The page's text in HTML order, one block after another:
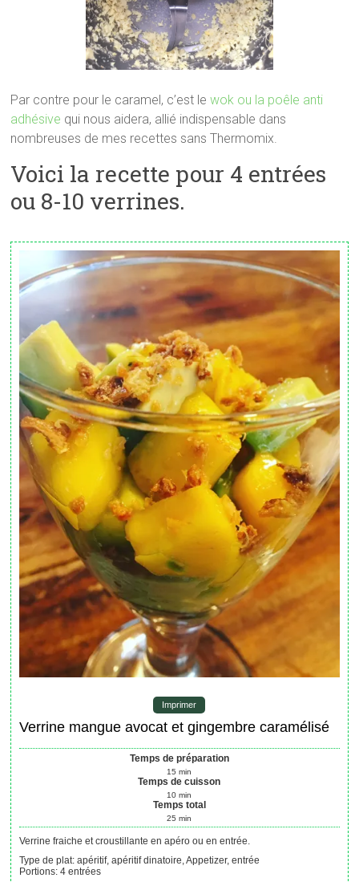
Par contre pour le caramel, c’est lewok ou la poêle anti
adhésive qui nous aidera, allié indispensable dans
nombreuses de mes recettes sans Thermomix.
Voici la recette pour 4 entrées
ou 8-10 verrines.
Imprimer
Verrine mangue avocat et gingembre caramélisé
Temps de préparation
15 min
Temps de cuisson
10 min
Temps total
25 min
Verrine fraiche et croustillante en apéro ou en entrée.
Type de plat: apéritif, apéritif dinatoire, Appetizer, entrée
Portions:4 entrées